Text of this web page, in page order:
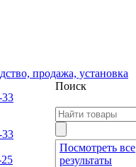
продажа, установка
33
33
Поиск
Посмотреть все
результаты